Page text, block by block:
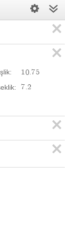
1 0 .75
7.2